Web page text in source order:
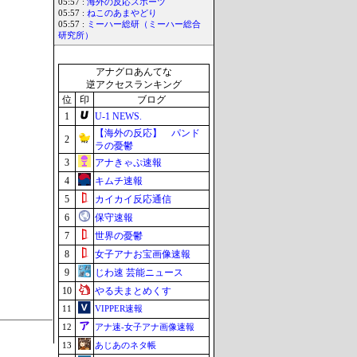
05:57 : 海外の反応スポーツ
05:57 : ねこのあまやどり
05:57 :
ミーハー総研（ミーハー総合
研究所）
アナグロあんてな
逆アクセスランキング
位
印
ブログ
1
U-1 NEWS.
2
【海外の反応】 パンド
ラの憂鬱
3
アナきゃぷ速報
4
キムチ速報
5
カイカイ反応通信
6
保守速報
7
世界の憂鬱
8
女子アナお宝画像速報
9
じわ速 芸能ニュース
10
やる夫まとめくす
11
VIPPER速報
12
アナ速‐女子アナ画像速報
13
あじあのネタ帳